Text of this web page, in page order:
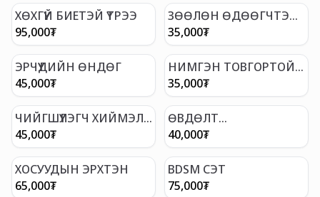
ХӨХГҮЙ БИЕТЭЙ ҮТРЭЭ
95,000₮
ЗӨӨЛӨН ӨДӨӨГЧТЭЙ
БЭЛГЭВЧ
35,000₮
ЭРЧҮҮДИЙН ӨНДӨГ
45,000₮
НИМГЭН ТОВГОРТОЙ
БЭЛГЭВЧ
35,000₮
ЧИЙГШҮҮЛЭГЧ ХИЙМЭЛ
ҮРИЙН ШИНГЭН
45,000₮
ӨВДӨЛТ
НАМДААГЧТАЙ АНАЛ
ГЕЛЬ
40,000₮
ХОСУУДЫН ЭРХТЭН
65,000₮
BDSM СЭТ
75,000₮